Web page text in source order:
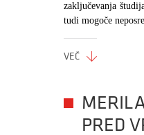
zaključevanja
tudi mogoče
VEČ
PRED